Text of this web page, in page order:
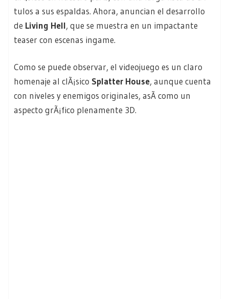
tulos a sus espaldas. Ahora, anuncian el desarrollo
de Living Hell, que se muestra en un impactante
teaser con escenas ingame.
Como se puede observar, el videojuego es un claro
homenaje al clÃ¡sico Splatter House, aunque cuenta
con niveles y enemigos originales, asÃ­ como un
aspecto grÃ¡fico plenamente 3D.